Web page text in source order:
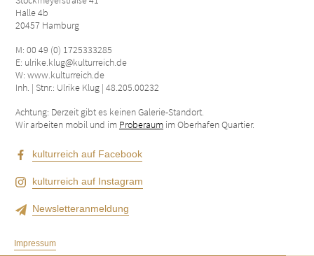
Halle 4b
20457 Hamburg
M: 00 49 (0) 1725333285
E: ulrike.klug@kulturreich.de
W: www.kulturreich.de
Inh. | Stnr.: Ulrike Klug | 48.205.00232
Achtung: Derzeit gibt es keinen Galerie-Standort.
Wir arbeiten mobil und im Proberaum im Oberhafen Quartier.
kulturreich auf Facebook
kulturreich auf Instagram
Newsletteranmeldung
Impressum